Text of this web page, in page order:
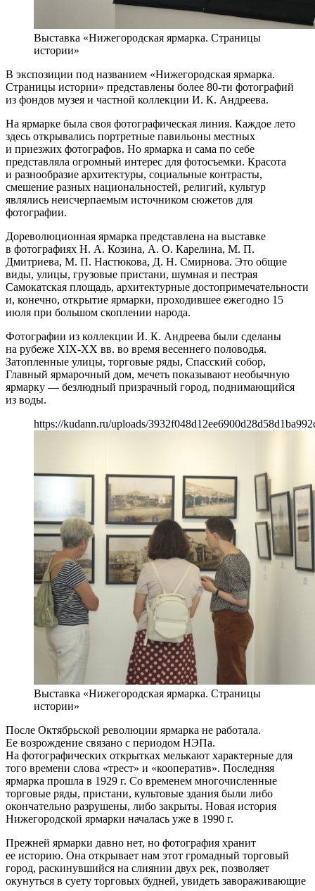
Выставка «Нижегородская ярмарка. Страницы
истории»
В экспозиции под названием «Нижегородская ярмарка.
Страницы истории» представлены более 80-ти фотографий
из фондов музея и частной коллекции И. К. Андреева.
На ярмарке была своя фотографическая линия. Каждое лето
здесь открывались портретные павильоны местных
и приезжих фотографов. Но ярмарка и сама по себе
представляла огромный интерес для фотосъемки. Красота
и разнообразие архитектуры, социальные контрасты,
смешение разных национальностей, религий, культур
являлись неисчерпаемым источником сюжетов для
фотографии.
Дореволюционная ярмарка представлена на выставке
в фотографиях Н. А. Козина, А. О. Карелина, М. П.
Дмитриева, М. П. Настюкова, Д. Н. Смирнова. Это общие
виды, улицы, грузовые пристани, шумная и пестрая
Самокатская площадь, архитектурные достопримечательности
и, конечно, открытие ярмарки, проходившее ежегодно 15
июля при большом скоплении народа.
Фотографии из коллекции И. К. Андреева были сделаны
на рубеже XIX-ХХ вв. во время весеннего половодья.
Затопленные улицы, торговые ряды, Спасский собор,
Главный ярмарочный дом, мечеть показывают необычную
ярмарку — безлюдный призрачный город, поднимающийся
из воды.
https://kudann.ru/uploads/
Выставка «Нижегородская ярмарка. Страницы
истории»
После Октябрьской революции ярмарка не работала.
Ее возрождение связано с периодом НЭПа.
На фотографических открытках мелькают характерные для
того времени слова «трест» и «кооператив». Последняя
ярмарка прошла в 1929 г. Со временем многочисленные
торговые ряды, пристани, культовые здания были либо
окончательно разрушены, либо закрыты. Новая история
Нижегородской ярмарки началась уже в 1990 г.
Прежней ярмарки давно нет, но фотография хранит
ее историю. Она открывает нам этот громадный торговый
город, раскинувшийся на слиянии двух рек, позволяет
окунуться в суету торговых будней, увидеть завораживающие